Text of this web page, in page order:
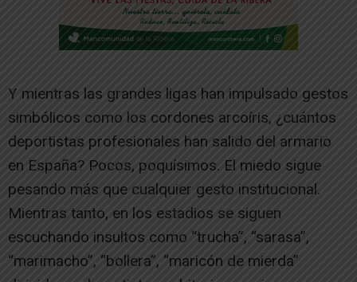
Y mientras las grandes ligas han impulsado gestos
simbólicos como los cordones arcoíris, ¿cuántos
deportistas profesionales han salido del armario
en España? Pocos, poquísimos. El miedo sigue
pesando más que cualquier gesto institucional.
Mientras tanto, en los estadios se siguen
escuchando insultos como “trucha”, “sarasa”,
“marimacho”, “bollera”, “maricón de mierda”